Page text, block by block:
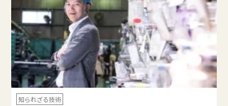
知られざる技術